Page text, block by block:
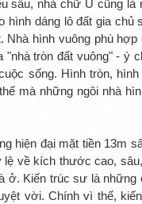
sâu, nhà chữ U cũng
dáng lô đất gia chủ
hình vuông phù
tròn đất vuông" - ý
sống. Hình tròn,
mà những ngôi nhà
hiện đại mặt tiền 13m
về kích thước cao,
ở. Kiến trúc sư là
vời. Chính vì thế,